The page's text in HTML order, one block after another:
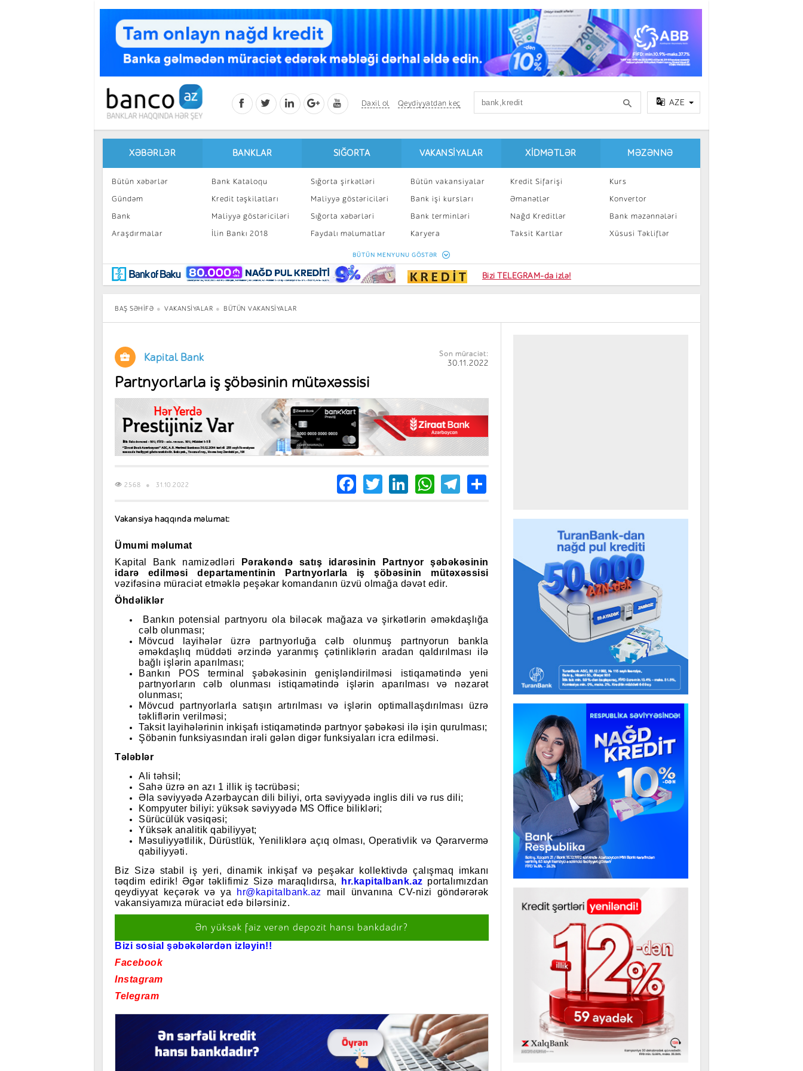
Daxil ol Qeydiyyatdan keç AZE
XƏBƏRLƏR
Bütün xəbərlər
Gündəm
Bank
Araşdırmalar
Maraqlı
BancoTV
Müsahibə
BANKLAR
Bank Kataloqu
Kredit təşkilatları
Maliyyə göstəriciləri
İlin Bankı 2018
SIĞORTA
Sığorta şirkətləri
Maliyyə göstəriciləri
Sığorta xəbərləri
Faydalı məlumatlar
Sığorta kalkulyatoru
VAKANSIYALAR
Bütün vakansiyalar
Bank işi kursları
Bank terminləri
Karyera
Peşakar inkişaf
XIDMƏTLƏR
Kredit Sifarişi
Əmanətlər
Nağd Kreditlər
Taksit Kartlar
Kart sifarişi
MƏZƏNNƏ
Kurs
Konvertor
Bank məzənnələri
Xüsusi Təkliflər
BÜTÜN MENYUNU GÖSTƏR
Bizi TELEGRAM-da izlə!
BAŞ SƏHIFƏ VAKANSIYALAR BÜTÜN VAKANSIYALAR
Kapital Bank Son müraciət:
30.11.2022
Partnyorlarla iş şöbəsinin mütəxəssisi
2568 31.10.2022 Facebook
TwitterLinkedIn
WhatsApp
Telegram
Share
Vakansiya haqqında məlumat:
Ümumi məlumat
Kapital Bank namizədləri
Pərakəndə satış idarəsinin Partnyor şəbəkəsinin
idarə edilməsi departamentinin Partnyorlarla iş
şöbəsinin mütəxəssisi
vəzifəsinə müraciət etməklə peşəkar komandanın üzvü olmağa dəvət edir.
Öhdəliklər
Bankın potensial partnyoru ola biləcək mağaza və şirkətlərin əməkdaşlığa
cəlb olunması;
Mövcud layihələr üzrə partnyorluğa cəlb olunmuş partnyorun bankla
əməkdaşlıq müddəti ərzində yaranmış çətinliklərin aradan qaldırılması ilə
bağlı işlərin aparılması;
Bankın POS terminal şəbəkəsinin genişləndirilməsi istiqamətində yeni
partnyorların cəlb olunması istiqamətində işlərin aparılması və nəzarət
olunması;
Mövcud partnyorlarla satışın artırılması və işlərin optimallaşdırılması üzrə
təkliflərin verilməsi;
Taksit layihələrinin inkişafı istiqamətində partnyor şəbəkəsi ilə işin qurulması;
Şöbənin funksiyasından irəli gələn digər funksiyaları icra edilməsi.
Tələblər
Ali təhsil;
Sahə üzrə ən azı 1 illik iş təcrübəsi;
Əla səviyyədə Azərbaycan dili biliyi, orta səviyyədə inglis dili və rus dili;
Kompyuter biliyi: yüksək səviyyədə MS Office bilikləri;
Sürücülük vəsiqəsi;
Yüksək analitik qabiliyyət;
Məsuliyyətlilik, Dürüstlük, Yeniliklərə açıq olması, Operativlik və Qərarvermə
qabiliyyəti.
Biz Sizə stabil iş yeri, dinamik inkişaf və peşəkar kollektivdə çalışmaq imkanı
təqdim edirik! Əgər təklifimiz Sizə maraqlıdırsa,
hr.kapitalbank.az portalımızdan
qeydiyyat keçərək və ya hr@kapitalbank.az
mail ünvanına CV-nizi göndərərək
vakansiyamıza müraciət edə bilərsiniz.
Ən yüksək faiz verən depozit hansı bankdadır?
Bizi sosial şəbəkələrdən izləyin!!
Facebook
Instagram
Telegram